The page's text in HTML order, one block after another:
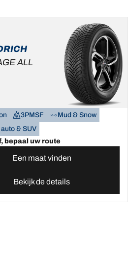
ALL
3PMSF
Mud & Snow
& SUV
bepaal uw route
Een maat vinden
Bekijk de details